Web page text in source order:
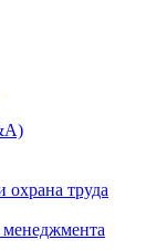
труда
менеджмента